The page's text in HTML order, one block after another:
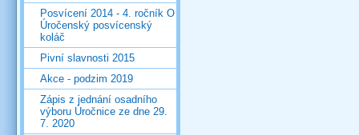
Posvícení 2014 - 4. ročník O
Úročenský posvícenský
koláč
Pivní slavnosti 2015
Akce - podzim 2019
Zápis z jednání osadního
výboru Úročnice ze dne 29.
7. 2020